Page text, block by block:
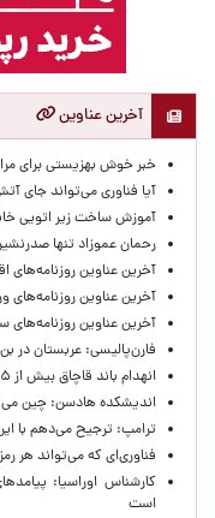
آخرین عناوین
خبر خوش بهزیستی برای
آیا فناوری می‌تواند جای
آموزش ساخت زیر اتویی
رحمان عموزاد تنها
آخرین عناوین روزنامه‌های
آخرین عناوین روزنامه‌های
آخرین عناوین روزنامه‌های
فارن‌پالیسی: عربستان در
انهدام باند قاچاق بیش از ۵ میلیون لیتر سوخت در بندرعباس
اندیشکده هادسن: چین
ترامپ: ترجیح می‌دهم با
فناوری‌ای که می‌تواند هر
کارشناس اوراسیا:
است